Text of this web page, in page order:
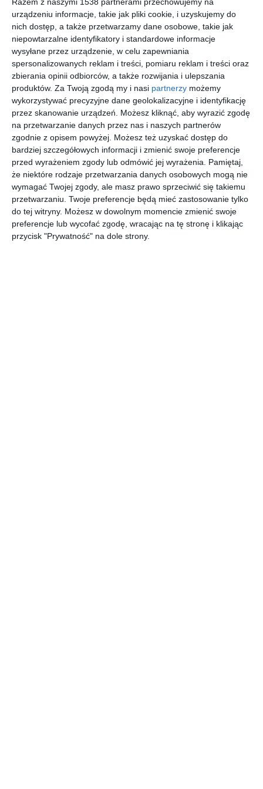
Razem z naszymi 1538 partnerami przechowujemy na
urządzeniu informacje, takie jak pliki cookie, i uzyskujemy do
nich dostęp, a także przetwarzamy dane osobowe, takie jak
niepowtarzalne identyfikatory i standardowe informacje
wysyłane przez urządzenie, w celu zapewniania
spersonalizowanych reklam i treści, pomiaru reklam i treści oraz
zbierania opinii odbiorców, a także rozwijania i ulepszania
produktów. Za Twoją zgodą my i nasi partnerzy możemy
wykorzystywać precyzyjne dane geolokalizacyjne i identyfikację
przez skanowanie urządzeń. Możesz kliknąć, aby wyrazić zgodę
na przetwarzanie danych przez nas i naszych partnerów
zgodnie z opisem powyżej. Możesz też uzyskać dostęp do
bardziej szczegółowych informacji i zmienić swoje preferencje
przed wyrażeniem zgody lub odmówić jej wyrażenia. Pamiętaj,
że niektóre rodzaje przetwarzania danych osobowych mogą nie
wymagać Twojej zgody, ale masz prawo sprzeciwić się takiemu
przetwarzaniu. Twoje preferencje będą mieć zastosowanie tylko
do tej witryny. Możesz w dowolnym momencie zmienić swoje
preferencje lub wycofać zgodę, wracając na tę stronę i klikając
przycisk "Prywatność" na dole strony.
160-metrowy
apartament na
Mokotowie autorstwa
Loft Factory
Dodaj do ulubionych
Aranżacja wnętrza z
ciemną kuchni
Kuchnia w stylu
glamour
Dodaj do ulubionych
Kuchnia w stylu
glamour